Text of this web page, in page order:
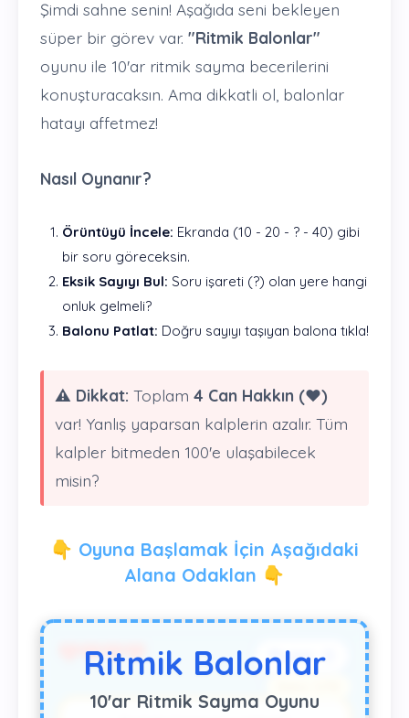
Şimdi sahne senin! Aşağıda seni bekleyen
süper bir görev var. "Ritmik Balonlar"
oyunu ile 10'ar ritmik sayma becerilerini
konuşturacaksın. Ama dikkatli ol, balonlar
hatayı affetmez!
Nasıl Oynanır?
Örüntüyü İncele: Ekranda (10 - 20 - ? - 40) gibi
bir soru göreceksin.
Eksik Sayıyı Bul: Soru işareti (?) olan yere hangi
onluk gelmeli?
Balonu Patlat: Doğru sayıyı taşıyan balona tıkla!
⚠️ Dikkat: Toplam 4 Can Hakkın (❤️)
var! Yanlış yaparsan kalplerin azalır. Tüm
kalpler bitmeden 100'e ulaşabilecek
misin?
👇 Oyuna Başlamak İçin Aşağıdaki
Alana Odaklan 👇